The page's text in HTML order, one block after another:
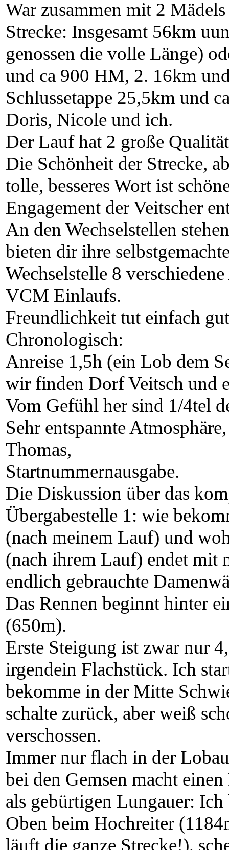
War zusammen mit 2
Strecke: Insgesamt 56km
genossen die volle Länge)
und ca 900 HM, 2. 16km
Schlussetappe 25,5km und
Doris, Nicole und ich.
Der Lauf hat 2 große
Die Schönheit der Strecke,
tolle, besseres Wort ist
Engagement der Veitscher
An den Wechselstellen
bieten dir ihre
Wechselstelle 8
VCM Einlaufs.
Freundlichkeit tut einfach
Chronologisch:
Anreise 1,5h (ein Lob dem
wir finden Dorf Veitsch und
Vom Gefühl her sind 1/4tel
Sehr entspannte
Thomas,
Startnummernausgabe.
Die Diskussion über das
Übergabestelle 1: wie
(nach meinem Lauf) und
(nach ihrem Lauf) endet mit
endlich gebrauchte
Das Rennen beginnt hinter
(650m).
Erste Steigung ist zwar nur
irgendein Flachstück. Ich
bekomme in der Mitte
schalte zurück, aber weiß
verschossen.
Immer nur flach in der
bei den Gemsen macht
als gebürtigen Lungauer:
Oben beim Hochreiter
läuft die ganze Strecke!),